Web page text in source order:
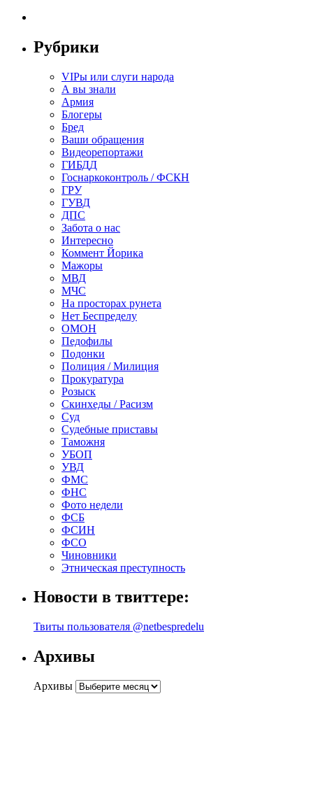
Рубрики
VIPы или слуги народа
А вы знали
Армия
Блогеры
Бред
Ваши обращения
Видеорепортажи
ГИБДД
Госнаркоконтроль / ФСКН
ГРУ
ГУВД
ДПС
Забота о нас
Интересно
Коммент Йорика
Мажоры
МВД
МЧС
На просторах рунета
Нет Беспределу
ОМОН
Педофилы
Подонки
Полиция / Милиция
Прокуратура
Розыск
Скинхеды / Расизм
Суд
Судебные приставы
Таможня
УБОП
УВД
ФМС
ФНС
Фото недели
ФСБ
ФСИН
ФСО
Чиновники
Этническая преступность
Новости в твиттере:
Твиты пользователя @netbespredelu
Архивы
Архивы